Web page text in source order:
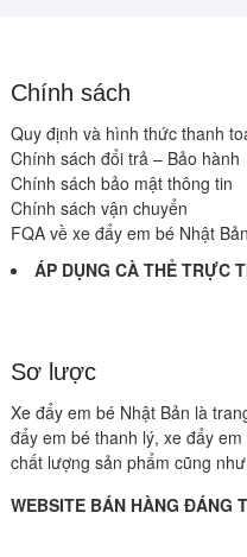
Chính sách
Quy định và hình thức thanh
Chính sách đổi trả – Bảo hành
Chính sách bảo mật thông tin
Chính sách vận chuyển
FQA về xe đẩy em bé Nhật Bản
ÁP DỤNG CÀ THẺ TRỰC
Sơ lược
Xe đẩy em bé Nhật Bản là
đẩy em bé thanh lý, xe đẩy
chất lượng sản phẩm cũng
WEBSITE BÁN HÀNG ĐÁNG